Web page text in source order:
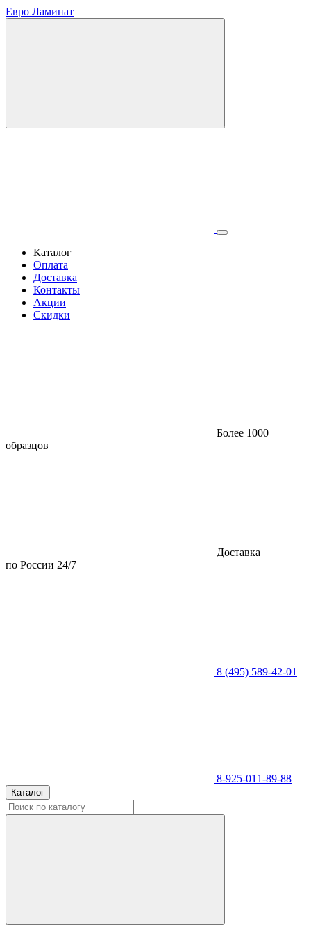
Евро Ламинат
Каталог
Оплата
Доставка
Контакты
Акции
Скидки
Более 1000
образцов
Доставка
по России 24/7
8 (495) 589-42-01
8-925-011-89-88
Каталог